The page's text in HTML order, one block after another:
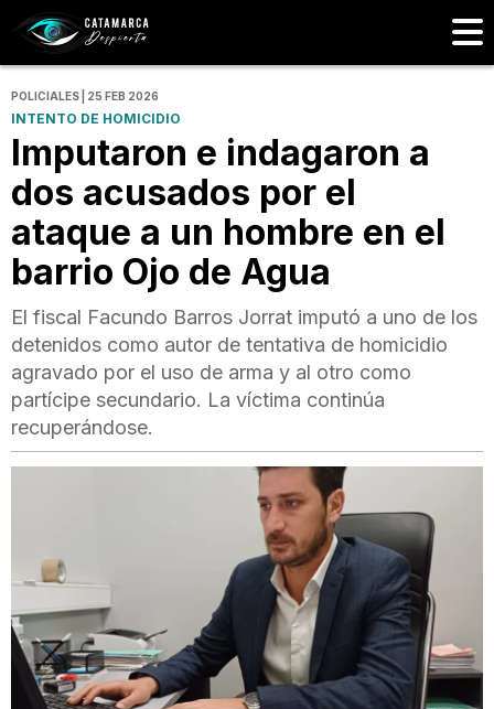
POLICIALES | 25 FEB 2026
INTENTO DE HOMICIDIO
Imputaron e indagaron a
dos acusados por el
ataque a un hombre en el
barrio Ojo de Agua
El fiscal Facundo Barros Jorrat imputó a uno de los
detenidos como autor de tentativa de homicidio
agravado por el uso de arma y al otro como
partícipe secundario. La víctima continúa
recuperándose.